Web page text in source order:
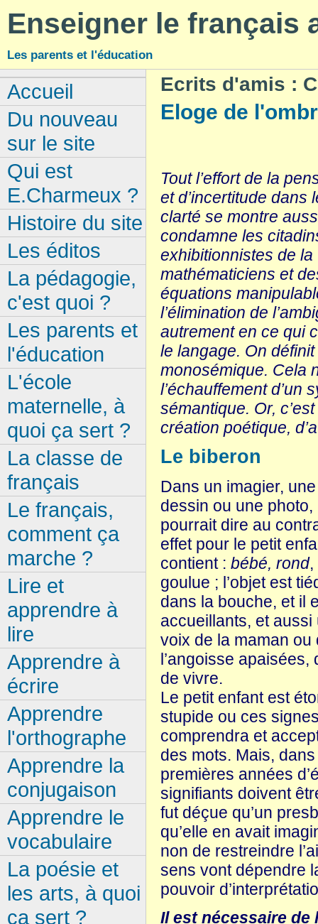
Enseigner le français
Les parents et l'éducation
Ecrits d'amis :
Eloge de
Tout l’effort de la
et d’incertitude dans
clarté se montre
condamne les
exhibitionnistes de
mathématiciens et
équations
l’élimination de
autrement en ce qui
le langage. On
monosémique. Cela
l’échauffement
sémantique. Or,
création poétique,
Le biberon
Dans un imagier,
dessin ou une
pourrait dire au
effet pour le petit
contient : bébé, rond,
goulue ; l’objet est
dans la bouche, et il
accueillants, et
voix de la maman ou
l’angoisse
de vivre.
Le petit enfant est
stupide ou ces
comprendra et
des mots. Mais,
premières années
signifiants doivent
fut déçue qu’un
qu’elle en avait
non de restreindre
sens vont dépendre
pouvoir
Il est nécessaire de
Accueil
Du nouveau
sur le site
Qui est
E.Charmeux ?
Histoire du site
Les éditos
La pédagogie,
c'est quoi ?
Les parents et
l'éducation
L'école
maternelle, à
quoi ça sert ?
La classe de
français
Le français,
comment ça
marche ?
Lire et
apprendre à
lire
Apprendre à
écrire
Apprendre
l'orthographe
Apprendre la
conjugaison
Apprendre le
vocabulaire
La poésie et
les arts, à quoi
ça sert ?